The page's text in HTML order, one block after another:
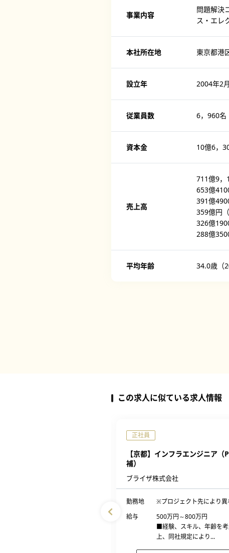
事業内容
問題解決
ス・エレ
本社所在地 東京都港
設立年 2004年2
従業員数 6，960名
資本金 10億6，
売上高
711億9，
653億
391億
359億円
326億
288億
平均年齢 34.0歳（
この求人に似ている求人情報
正社員
【京都】インフラエンジニア（
補）
ブライザ株式会社
勤務地
※プロジェクト先により異
給与
500万円～800万円
■経験、スキル、年齢を
上、同社規定により...